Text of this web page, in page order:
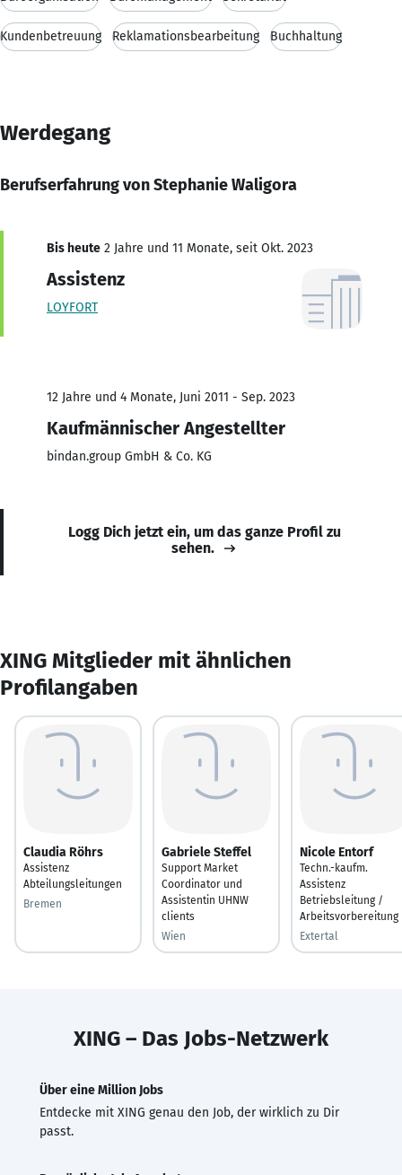
Kundenbetreuung Reklamationsbearbeitung Buchhaltung
Werdegang
Berufserfahrung von Stephanie Waligora
Bis heute 2 Jahre und 11 Monate, seit Okt. 2023
Assistenz
LOYFORT
12 Jahre und 4 Monate, Juni 2011 - Sep. 2023
Kaufmännischer Angestellter
bindan.group GmbH & Co. KG
Logg Dich jetzt ein, um das ganze Profil zu
sehen.
XING Mitglieder mit ähnlichen
Profilangaben
Claudia Röhrs
Assistenz
Abteilungsleitungen
Bremen
Gabriele Steffel
Support Market
Coordinator und
Assistentin UHNW
clients
Wien
Nicole Entorf
Techn.-kaufm.
Assistenz
Betriebsleitung /
Arbeitsvorbereitung
Extertal
XING – Das Jobs-Netzwerk
Über eine Million Jobs
Entdecke mit XING genau den Job, der wirklich zu Dir
passt.